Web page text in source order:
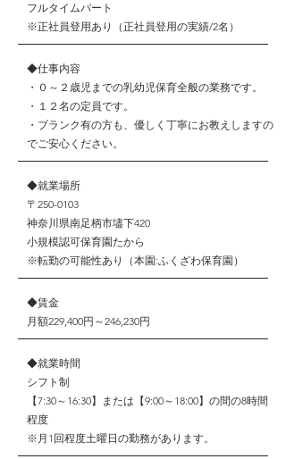
フルタイムパート
​※正社員登用あり（正社員登用の実績/2名）
◆仕事内容
・０～２歳児までの乳幼児保育全般の業務です。
・１２名の定員です。
​・ブランク有の方も、優しく丁寧にお教えしますの
でご安心ください。
◆就業場所
〒250-0103
神奈川県南足柄市壗下420
​小規模認可保育園たから
​※転勤の可能性あり（本園:ふくざわ保育園）
◆賃金
月額229,400円～246,230円
◆就業時間
シフト制
【7:30～16:30】または【9:00～18:00】の間の8時間
程度
​※月1回程度土曜日の勤務があります。